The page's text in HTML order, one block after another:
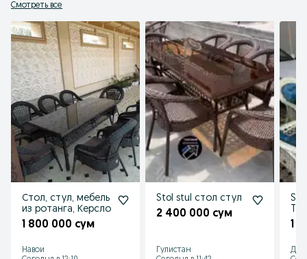
Смотреть все
Стол, стул, мебель
из ротанга, Керсло
1 800 000 сум
Навои
Stol stul стол стул
2 400 000 сум
Гулистан
1